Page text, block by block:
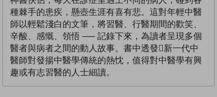
種棘手的患疾，懸壺生涯有喜有悲。這對年輕中醫
師以輕鬆淺白的文筆，將習醫、行醫期間的歡笑、
辛酸、感慨、領悟 ── 記錄下來，為讀者呈現多個
醫者與病者之間的動人故事。書中透發新一代中
醫師對發揚中醫學傳統的熱忱，值得對中醫學有興
趣或有志習醫的人士細讀。